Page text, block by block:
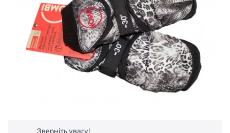
Зверніть увагу!